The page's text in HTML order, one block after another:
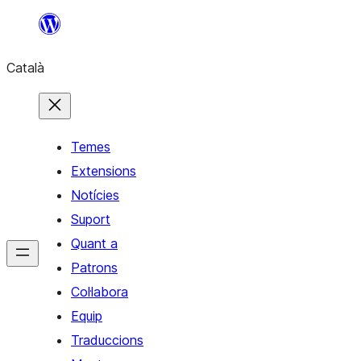
contingut
Català
Temes
Extensions
Notícies
Suport
Quant a
Patrons
Col·labora
Equip
Traduccions